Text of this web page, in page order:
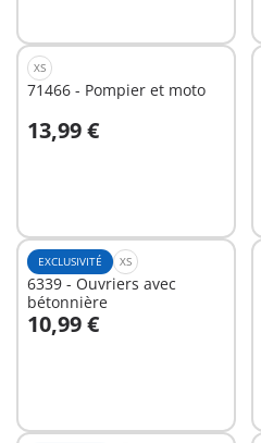
XS
71466 - Pompier et moto
13,99 €
Au panier
EXCLUSIVITÉ XS
6339 - Ouvriers avec
bétonnière
10,99 €
Au panier